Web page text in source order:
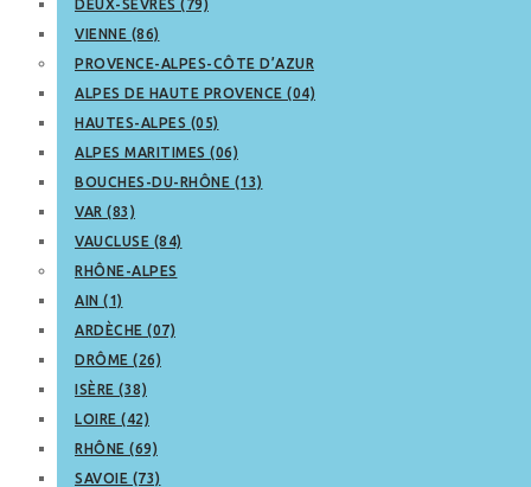
DEUX-SÈVRES (79)
VIENNE (86)
PROVENCE-ALPES-CÔTE D’AZUR
ALPES DE HAUTE PROVENCE (04)
HAUTES-ALPES (05)
ALPES MARITIMES (06)
BOUCHES-DU-RHÔNE (13)
VAR (83)
VAUCLUSE (84)
RHÔNE-ALPES
AIN (1)
ARDÈCHE (07)
DRÔME (26)
ISÈRE (38)
LOIRE (42)
RHÔNE (69)
SAVOIE (73)